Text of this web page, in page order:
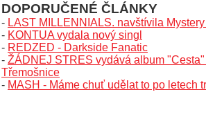
DOPORUČENÉ ČLÁNKY
- LAST MILLENNIALS. navštívila Mystery
- KONTUA vydala nový singl
- REDZED - Darkside Fanatic
- ŽÁDNEJ STRES vydává album
Třemošnice
- MASH - Máme chuť udělat to po letech